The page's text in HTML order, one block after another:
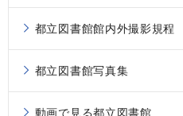
都立図書館館内外撮影規程
都立図書館写真集
動画で見る都立図書館